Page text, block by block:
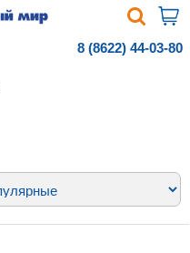
8 (8622) 44-03-80